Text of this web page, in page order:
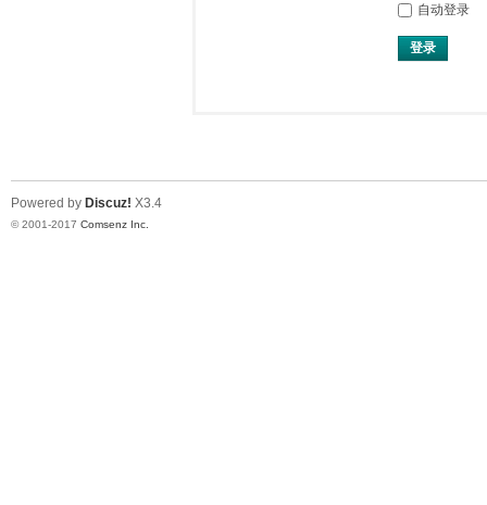
自动登录
登录
Powered by Discuz! X3.4
© 2001-2017 Comsenz Inc.